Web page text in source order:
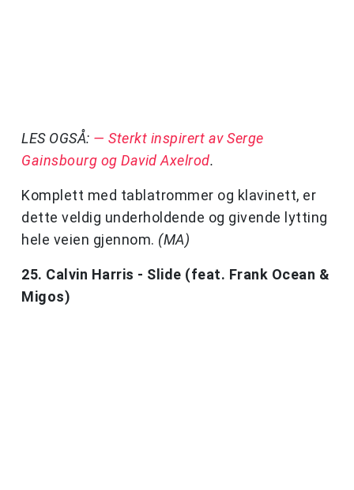
LES OGSÅ: — Sterkt inspirert av Serge
Gainsbourg og David Axelrod.
Komplett med tablatrommer og klavinett, er
dette veldig underholdende og givende lytting
hele veien gjennom. (MA)
25. Calvin Harris - Slide (feat. Frank Ocean &
Migos)